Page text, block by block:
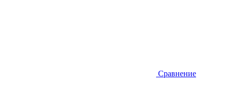
Сравнение